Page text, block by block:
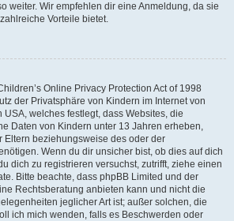
weiter. Wir empfehlen dir eine Anmeldung, da sie
Vorteile bietet.
Online Privacy Protection Act of 1998
der Privatsphäre von Kindern im Internet von
USA, welches festlegt, dass Websites, die
Daten von Kindern unter 13 Jahren erheben,
Eltern beziehungsweise des oder der
Wenn du dir unsicher bist, ob dies auf dich
dich zu registrieren versuchst, zutrifft, ziehe einen
Bitte beachte, dass phpBB Limited und der
Rechtsberatung anbieten kann und nicht die
jeglicher Art ist; außer solchen, die
ich mich wenden, falls es Beschwerden oder